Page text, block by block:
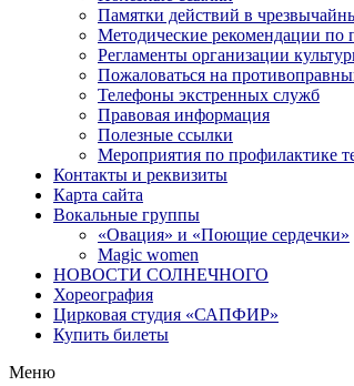
Памятки действий в
Методические рекомендации по
Регламенты организации
Пожаловаться на
Телефоны экстренных служб
Правовая информация
Полезные ссылки
Мероприятия по профилактике
Контакты и реквизиты
Карта сайта
Вокальные группы
«Овация» и «Поющие сердечки»
Magic women
НОВОСТИ СОЛНЕЧНОГО
Хореография
Цирковая студия «САПФИР»
Купить билеты
Меню